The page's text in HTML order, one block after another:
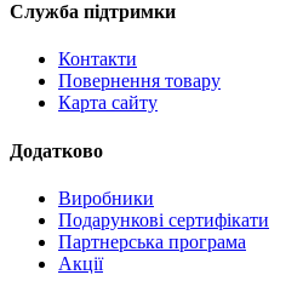
Служба підтримки
Контакти
Повернення товару
Карта сайту
Додатково
Виробники
Подарункові сертифікати
Партнерська програма
Акції